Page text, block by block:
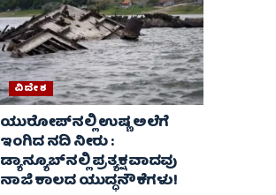
ವಿದೇಶ
ಯುರೋಪ್‌ನಲ್ಲಿ ಉಷ್ಣ ಅಲೆಗೆ
ಇಂಗಿದ ನದಿ ನೀರು :
ಡ್ಯಾನ್ಯೂಬ್‌ನಲ್ಲಿ ಪ್ರತ್ಯಕ್ಷವಾದವು
ನಾಜಿ ಕಾಲದ ಯುದ್ಧನೌಕೆಗಳು!